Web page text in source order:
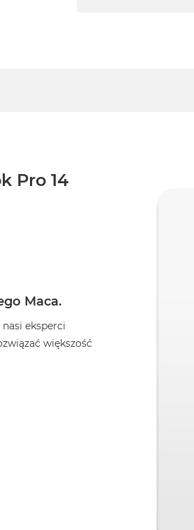
Pro 14
Maca.
eksperci
większość